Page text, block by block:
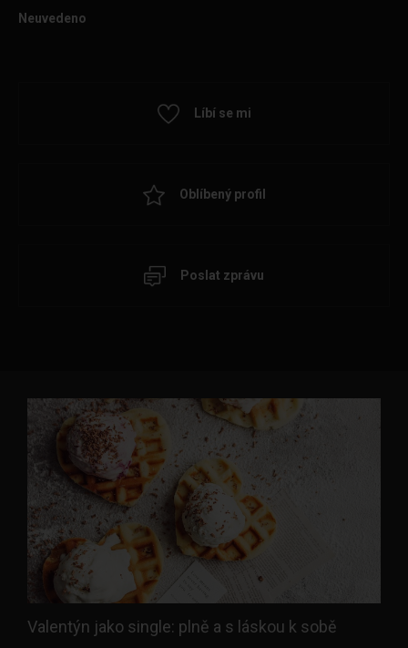
Neuvedeno
Líbí se mi
Oblíbený profil
Poslat zprávu
Valentýn jako single: plně a s láskou k sobě